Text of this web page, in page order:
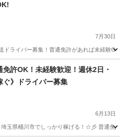
7月30日
ドライバー募集！普通免許があれば未経験
社用車
免許OK！未経験歓迎！週休2日・
ぐ》ドライバー募集
6月13日
埼玉県桶川市でしっかり稼げる！☆彡 普通免